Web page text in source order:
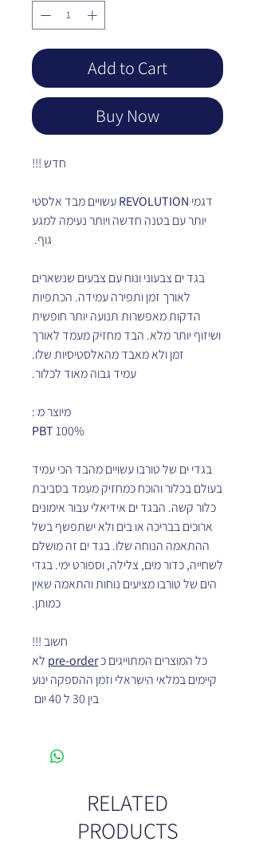
Add to Cart
Buy Now
חדש !!!
דגמי REVOLUTIONעשויים מבד אלסטי
יותר עם בטנה חדשה ויותר נעימה למגע
גוף.
בגד ים צבעוני ונוח עם צבעים שנשארים
לאורך זמן ותפירה עמידה. הכתפיות
הדקות מאפשרות תנועה יותר חופשית
ושיזוף יותר מלא. הבד מחזיק מעמד לאורך
זמן ולא מאבד מהאלסטיסיות שלו.
עמיד גבוה מאוד לכלור.
מיוצר מ :
100%
PBT
בגדי ים של טורבו עשויים מהבד הכי עמיד
בעולם בכלור והוכח כמחזיק מעמד בסביבת
כלור קשה. הבגד ים אידיאלי עבור אימונים
ארוכים בבריכה או בים ולא ישתפשף בשל
ההתאמה הנוחה שלו. בגד ים זה מושלם
לשחייה, כדור מים, צלילה, וספורט ימי. בגדי
הים של טורבו מציעים נוחות והתאמה שאין
כמותן.
חשוב !!!
כל המוצרים המתוייגים כpre-order לא
קיימים במלאי הישראלי וזמן ההספקה ינוע
בין 30 ל 40 יום
RELATED
PRODUCTS